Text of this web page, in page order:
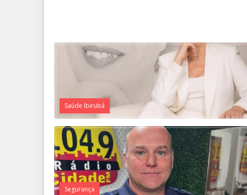
Saúde Ibirubá
Segurança